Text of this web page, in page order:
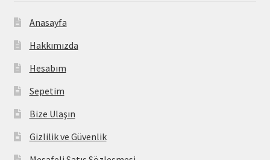
Anasayfa
Hakkımızda
Hesabım
Sepetim
Bize Ulaşın
Gizlilik ve Güvenlik